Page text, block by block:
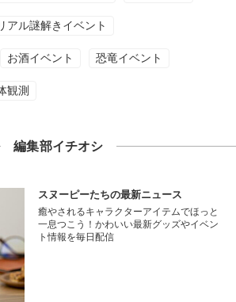
アル謎解きイベント
お酒イベント 恐竜イベント
観測
編集部イチオシ
スヌーピーたちの最新ニュース
癒やされるキャラクターアイテムでほっと
一息つこう！かわいい最新グッズやイベン
ト情報を毎日配信